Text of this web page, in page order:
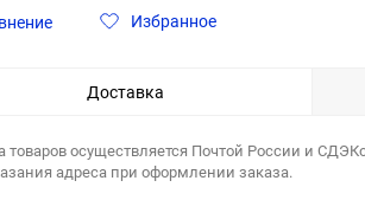
Избранное
Доставка
товаров осуществляется Почтой России и
адреса при оформлении заказа.